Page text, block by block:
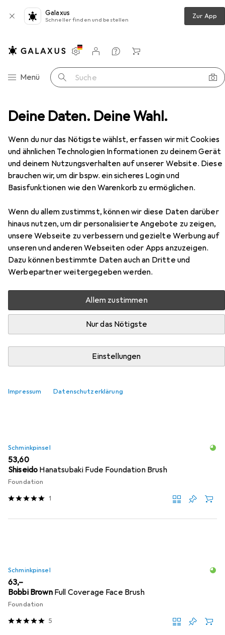
Deine Daten. Deine Wahl.
Wenn du nur das Nötigste wählst, erfassen wir mit Cookies
und ähnlichen Technologien Informationen zu deinem Gerät
und deinem Nutzungsverhalten auf unserer Website. Diese
brauchen wir, um dir bspw. ein sicheres Login und
Basisfunktionen wie den Warenkorb zu ermöglichen.
Wenn du allem zustimmst, können wir diese Daten darüber
hinaus nutzen, um dir personalisierte Angebote zu zeigen,
unsere Webseite zu verbessern und gezielte Werbung auf
unseren und anderen Webseiten oder Apps anzuzeigen.
Dazu können bestimmte Daten auch an Dritte und
Werbepartner weitergegeben werden.
Allem zustimmen
Nur das Nötigste
Einstellungen
Impressum Datenschutzerklärung
Galaxus
Schneller finden und bestellen Zur App
Navigation nach Kategorien
Menü Suche
Einstellungen
Kundenkonto
Vergleichslisten
Merklisten
Warenkorb
up Teint Foundation Dermacol 24h Control
EUR
16,90 EUR
563,33/1l
50
Zubehör für Dermacol 24h
Control
Hier findest du passendes Zubehör zum Produkt
Dermacol 24h Control aus der Kategorie Schminkpinsel.
Schminkpinsel
EUR
53,60
Shiseido Hanatsubaki Fude Foundation Brush
Foundation
1
Schminkpinsel
EUR
63,–
Bobbi Brown Full Coverage Face Brush
Foundation
5